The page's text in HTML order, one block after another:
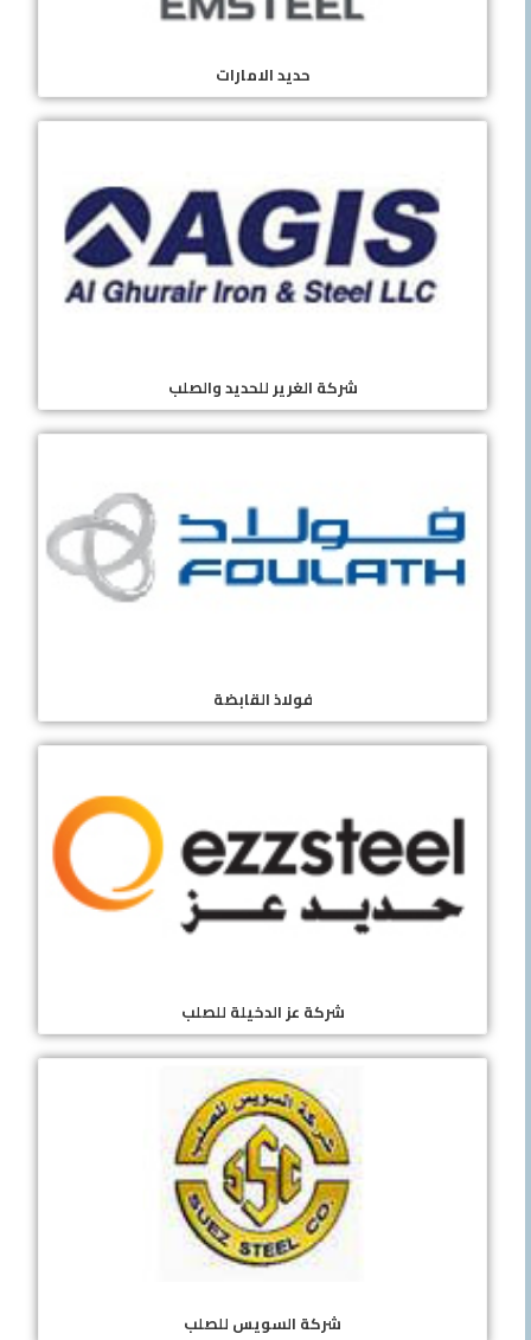
حديد الامارات
شركة الغرير للحديد والصلب
فولاذ القابضة
شركة عز الدخيلة للصلب
شركة السويس للصلب